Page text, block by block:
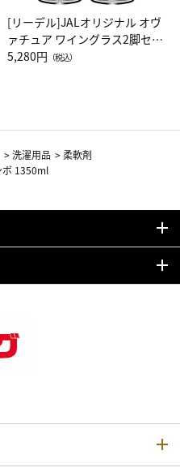
[リーデル]JALオリジナル オヴ
ァチュア ワイングラス2脚セッ
ト（レッドワイン）
5,280円 （税込）
>洗濯用品 >柔軟剤
ボ 1350ml